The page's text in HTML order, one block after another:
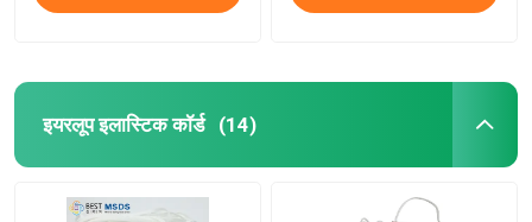
इयरलूप इलास्टिक कॉर्ड (14)